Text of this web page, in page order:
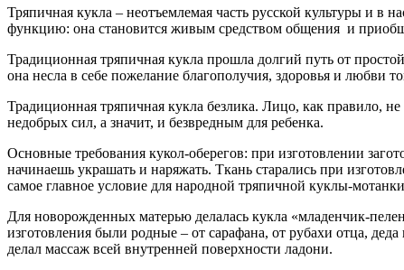
Тряпичная кукла – неотъемлемая часть русской культуры и в
функцию: она становится живым средством общения и
Традиционная тряпичная кукла прошла долгий путь от
она несла в себе пожелание благополучия, здоровья и любви
Традиционная тряпичная кукла безлика. Лицо, как правило,
недобрых сил, а значит, и безвредным для ребенка.
Основные требования кукол-оберегов: при изготовлении
начинаешь украшать и наряжать. Ткань старались при
самое главное условие для народной тряпичной куклы-
Для новорожденных матерью делалась кукла «младенчик-
изготовления были родные – от сарафана, от рубахи отца,
делал массаж всей внутренней поверхности ладони.